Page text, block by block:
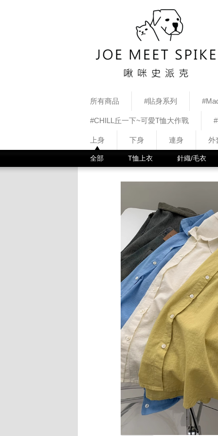
所有商品 #貼身系列
#CHILL丘一下~可愛T恤大作戰
上身 下身 連身 外
全部 T恤上衣 針織/毛衣